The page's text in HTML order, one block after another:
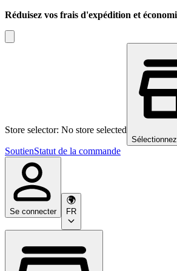
Réduisez vos frais d'expédition et
Store selector: No store selected
SoutienStatut de la commande
Se connecter FR